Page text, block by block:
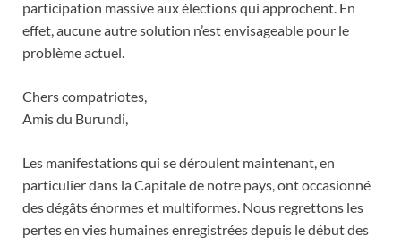
participation massive aux élections qui approchent. En
effet, aucune autre solution n’est envisageable pour le
problème actuel.
Chers compatriotes,
Amis du Burundi,
Les manifestations qui se déroulent maintenant, en
particulier dans la Capitale de notre pays, ont occasionné
des dégâts énormes et multiformes. Nous regrettons les
pertes en vies humaines enregistrées depuis le début des